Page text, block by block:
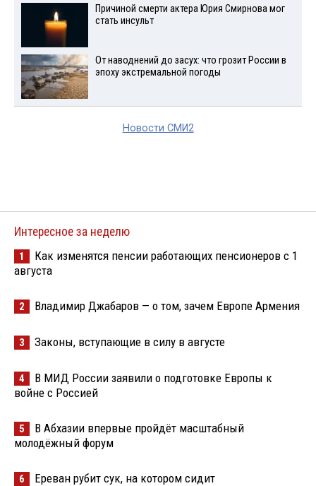
Причиной смерти актера Юрия Смирнова мог
стать инсульт
От наводнений до засух: что грозит России в
эпоху экстремальной погоды
Новости СМИ2
Интересное за неделю
1
Как изменятся пенсии работающих пенсионеров с 1
августа
2 Владимир Джабаров — о том, зачем Европе Армения
3 Законы, вступающие в силу в августе
4
В МИД России заявили о подготовке Европы к
войне с Россией
5
В Абхазии впервые пройдёт масштабный
молодёжный форум
6 Ереван рубит сук, на котором сидит